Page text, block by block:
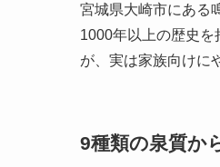
宮城県大崎市にある
1000年以上の歴史
が、実は家族向けに
9種類の泉質か